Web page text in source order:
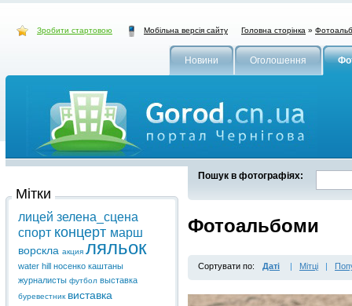
Зробити стартовою Мобільна версія сайту Головна сторінка »
Новини Оголошення
Пошук в фотографіях:
Фотоальбоми
Сортувати по: Даті | Мітці |
Мітки
лицей зелена_сцена
спорт концерт марш
ворскла акция ляльок
water hill носенко каштаны
журналисты футбол выставка
буревестник виставка